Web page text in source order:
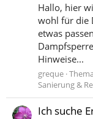
Hallo, hier
wohl für die
etwas
Hinweise...
greque Thema
Sanierung &
Ich suche